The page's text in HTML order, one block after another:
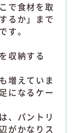
で食材を取
るか」まで
す。
収納する
増えていま
になるケー
、パントリ
がかなりス